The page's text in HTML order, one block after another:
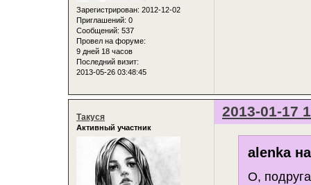
Зарегистрирован: 2012-12-02
Приглашений: 0
Сообщений: 537
Провел на форуме:
9 дней 18 часов
Последний визит:
2013-05-26 03:48:45
2013-01-17
Такуся
Активный участник
alenka
О,